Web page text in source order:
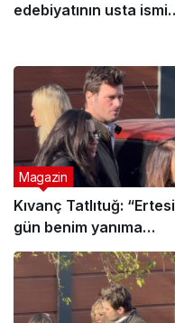
edebiyatının usta ismi
buluştu
Magazin
Kıvanç Tatlıtuğ: “Ertesi
gün benim yanıma
gelmeyi planlıyordu”